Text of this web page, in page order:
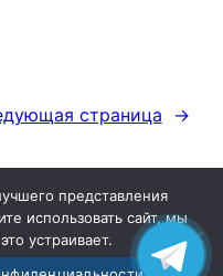
страница →
представления
использовать сайт, мы
устраивает.